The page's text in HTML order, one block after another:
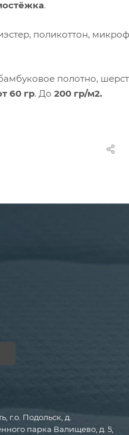
.
поликоттон,
полотно,
60 гр. До 200 гр/м2.
г.о. Подольск, д.
парка Валищево, д. 5,